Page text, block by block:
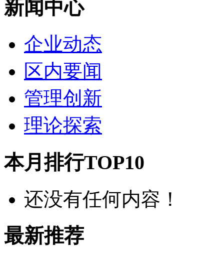
新闻中心
企业动态
区内要闻
管理创新
理论探索
本月排行TOP10
还没有任何内容！
最新推荐